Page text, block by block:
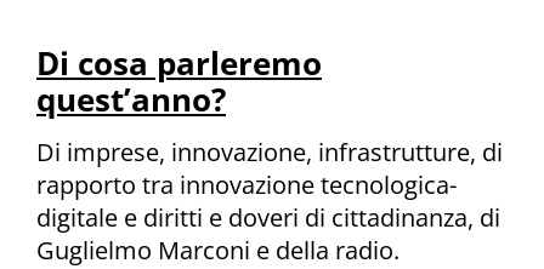
Di cosa parleremo
quest’anno?
Di imprese, innovazione, infrastrutture, di
rapporto tra innovazione tecnologica-
digitale e diritti e doveri di cittadinanza, di
Guglielmo Marconi e della radio.